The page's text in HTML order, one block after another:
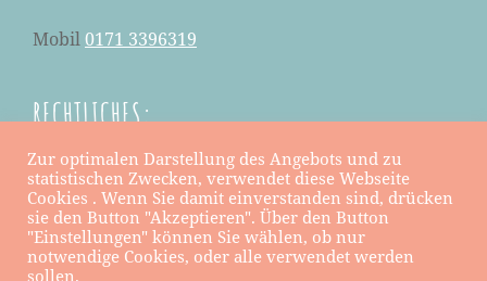
Mobil0171 3396319
RECHTLICHES:
Datenschutzerklärung
Impressum
Zur optimalen Darstellung des Angebots und zu
statistischen Zwecken, verwendet diese Webseite
Cookies . Wenn Sie damit einverstanden sind, drücken
sie den Button "Akzeptieren". Über den Button
"Einstellungen" können Sie wählen, ob nur
notwendige Cookies, oder alle verwendet werden
sollen.